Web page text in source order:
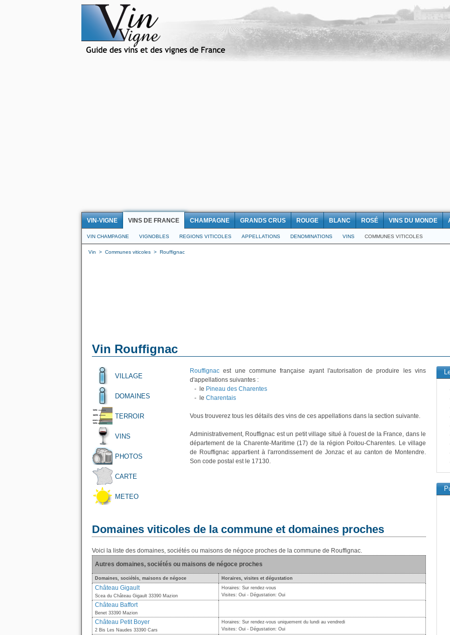
VIN-VIGNE VINS DE FRANCE CHAMPAGNE GRANDS CRUS ROUGE BLANC ROSÉ VINS DU MONDE
VIN CHAMPAGNE VIGNOBLES REGIONS VITICOLES APPELLATIONS DENOMINATIONS VINS COMMUNES VITICOLES
Vin > Communes viticoles > Rouffignac
Vin Rouffignac
VILLAGE
DOMAINES
TERROIR
VINS
PHOTOS
CARTE
METEO
Rouffignac est une commune française ayant l'autorisation de produire les vins
d'appellations suivantes :
- le Pineau des Charentes
- le Charentais
Vous trouverez tous les détails des vins de ces appellations dans la section suivante.
Administrativement, Rouffignac est un petit village situé à l'ouest de la France, dans le
département de la Charente-Maritime (17) de la région Poitou-Charentes. Le village
de Rouffignac appartient à l'arrondissement de Jonzac et au canton de Montendre.
Son code postal est le 17130.
Domaines viticoles de la commune et domaines proches
Voici la liste des domaines, sociétés ou maisons de négoce proches de la commune de Rouffignac.
Autres domaines, sociétés ou maisons de négoce proches
Domaines, sociétés, maisons de négoce Horaires, visites et dégustation
Château Gigault
Scea du Château Gigault 33390 Mazion
Horaires: Sur rendez-vous
Visites: Oui - Dégustation: Oui
Château Baffort
Benet 33390 Mazion
Château Petit Boyer
2 Bis Les Naudes 33390 Cars
Horaires: Sur rendez-vous uniquement du lundi au vendredi
Visites: Oui - Dégustation: Oui